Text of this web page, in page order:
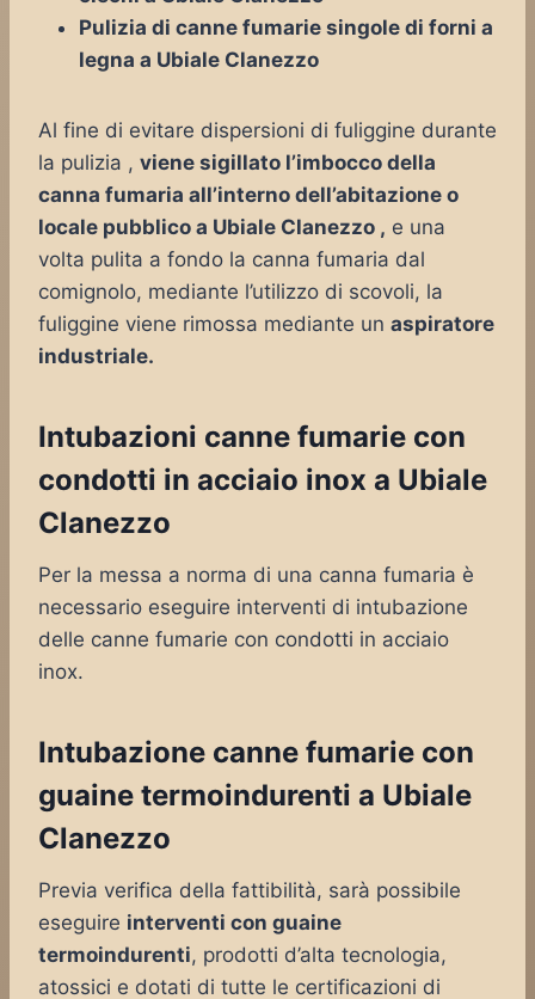
Pulizia di canne fumarie singole di forni a
legna a Ubiale Clanezzo
Al fine di evitare dispersioni di fuliggine durante
la pulizia , viene sigillato l’imbocco della
canna fumaria all’interno dell’abitazione o
locale pubblico a Ubiale Clanezzo , e una
volta pulita a fondo la canna fumaria dal
comignolo, mediante l’utilizzo di scovoli, la
fuliggine viene rimossa mediante un aspiratore
industriale.
Intubazioni canne fumarie con
condotti in acciaio inox a Ubiale
Clanezzo
Per la messa a norma di una canna fumaria è
necessario eseguire interventi di intubazione
delle canne fumarie con condotti in acciaio
inox.
Intubazione canne fumarie con
guaine termoindurenti a Ubiale
Clanezzo
Previa verifica della fattibilità, sarà possibile
eseguire interventi con guaine
termoindurenti, prodotti d’alta tecnologia,
atossici e dotati di tutte le certificazioni di